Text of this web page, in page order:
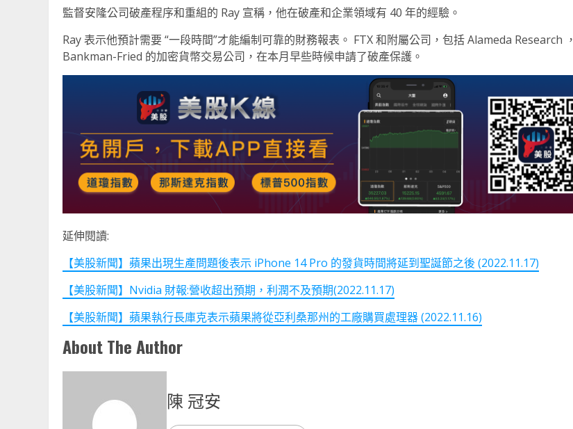
監督安隆公司破產程序和重組的 Ray 宣稱，他在破產和企業領域有 40 年的經驗。
Ray 表示他預計需要 “一段時間”才能編制可靠的財務報表。 FTX 和附屬公司，包括 Alameda Research ，
Bankman-Fried 的加密貨幣交易公司，在本月早些時候申請了破產保護。
延伸閱讀:
【美股新聞】蘋果出現生產問題後表示 iPhone 14 Pro 的發貨時間將延到聖誕節之後 (2022.11.17)
【美股新聞】Nvidia 財報:營收超出預期，利潤不及預期(2022.11.17)
【美股新聞】蘋果執行長庫克表示蘋果將從亞利桑那州的工廠購買處理器 (2022.11.16)
About The Author
陳 冠安